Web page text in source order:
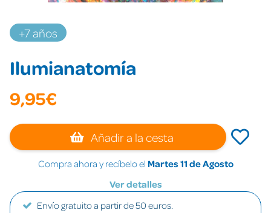
+7 años
Ilumianatomía
9,95€
Añadir a la cesta
Compra ahora y recíbelo el Martes 11 de Agosto
Ver detalles
Envío gratuito a partir de 50 euros.